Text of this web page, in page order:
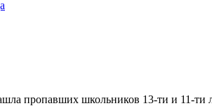
пропавших школьников 13-ти и 11-ти